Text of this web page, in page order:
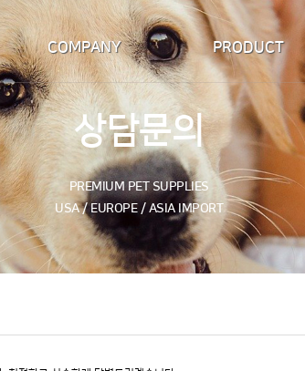
COMPANY
인사말
오시는길
PRODUCT
THE HONEST KITCHEN
STARMARK
NPIC
BOO BOO'S BEST
ZEE.DOG
상담문의
PREMIUM PET SUPPLIES
USA / EUROPE / ASIA IMPORT